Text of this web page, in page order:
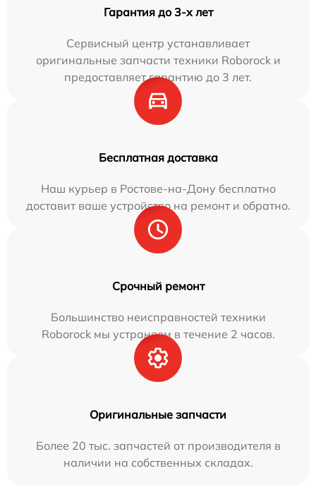
Гарантия до 3-х лет
Сервисный центр устанавливает
оригинальные запчасти техники Roborock и
предоставляет гарантию до 3 лет.
Бесплатная доставка
Наш курьер в Ростове-на-Дону бесплатно
доставит ваше устройство на ремонт и обратно.
Срочный ремонт
Большинство неисправностей техники
Roborock мы устраняем в течение 2 часов.
Оригинальные запчасти
Более 20 тыс. запчастей от производителя в
наличии на собственных складах.